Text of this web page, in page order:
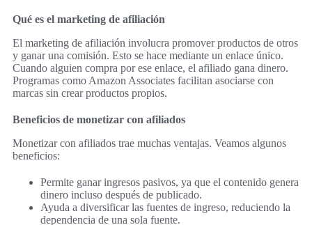
Qué es el marketing de afiliación
El marketing de afiliación involucra promover productos de otros
y ganar una comisión. Esto se hace mediante un enlace único.
Cuando alguien compra por ese enlace, el afiliado gana dinero.
Programas como Amazon Associates facilitan asociarse con
marcas sin crear productos propios.
Beneficios de monetizar con afiliados
Monetizar con afiliados trae muchas ventajas. Veamos algunos
beneficios:
Permite ganar ingresos pasivos, ya que el contenido genera
dinero incluso después de publicado.
Ayuda a diversificar las fuentes de ingreso, reduciendo la
dependencia de una sola fuente.